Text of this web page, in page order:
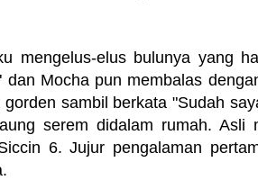
mengelus-elus bulunya yang
dan Mocha pun membalas
gorden sambil berkata "Sudah
serem didalam rumah.
6. Jujur pengalaman